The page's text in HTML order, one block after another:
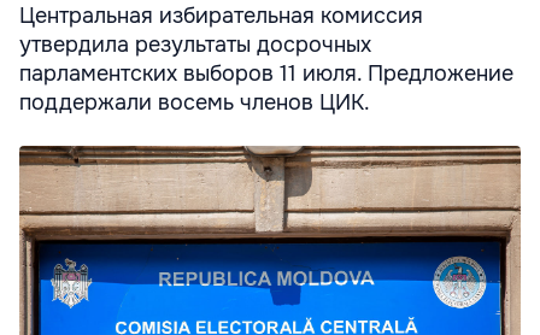
Центральная избирательная комиссия
утвердила результаты досрочных
парламентских выборов 11 июля. Предложение
поддержали восемь членов ЦИК.